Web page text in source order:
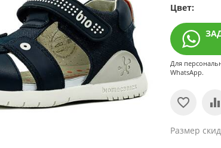
Цвет:
Для
WhatsApp.
Размер